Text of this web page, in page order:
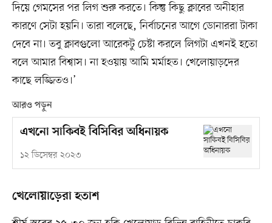
দিয়ে গেমসের পর লিগ শুরু করতে। কিন্তু কিছু ক্লাবের অনীহার
কারণে সেটা হয়নি। তারা বলেছে, নির্বাচনের আগে ডোনাররা টাকা
দেবে না। তবু ক্লাবগুলো আরেকটু চেষ্টা করলে লিগটা এখনই হতো
বলে আমার বিশ্বাস। না হওয়ায় আমি মর্মাহত। খেলোয়াড়দের
কাছে লজ্জিতও।’
আরও পড়ুন
এখনো সাকিবই বিসিবির অধিনায়ক
১২ ডিসেম্বর ২০২৩
খেলোয়াড়েরা হতাশ